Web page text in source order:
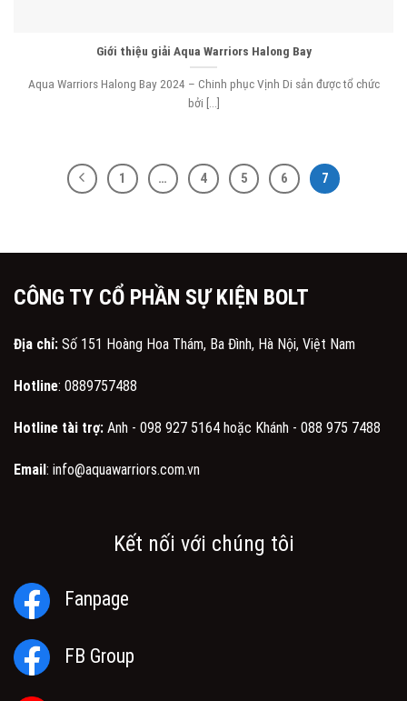
Giới thiệu giải Aqua Warriors Halong Bay
Aqua Warriors Halong Bay 2024 – Chinh phục Vịnh Di sản được tổ chức
bởi [...]
1 … 4 5 6 7
CÔNG TY CỔ PHẦN SỰ KIỆN BOLT
Địa chỉ: Số 151 Hoàng Hoa Thám, Ba Đình, Hà Nội, Việt Nam
Hotline: 0889757488
Hotline tài trợ: Anh - 098 927 5164 hoặc Khánh - 088 975 7488
Email: info@aquawarriors.com.vn
Kết nối với chúng tôi
Fanpage
FB Group